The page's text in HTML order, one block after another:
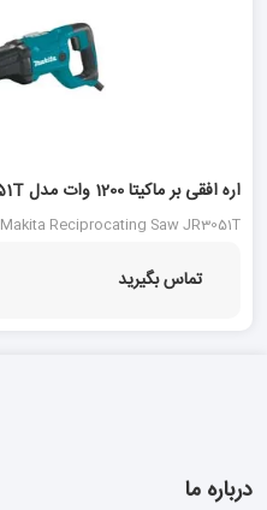
اره افقی بر ماکیتا 1200 وات مدل JR3051T
Makita Reciprocating Saw JR3051T
تماس بگیرید
درباره ما